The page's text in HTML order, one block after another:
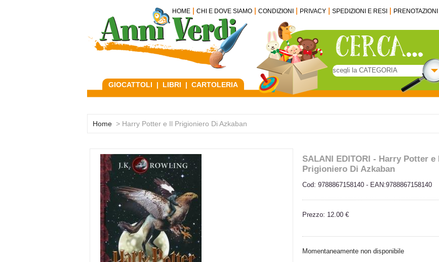
HOME CHI E DOVE SIAMO CONDIZIONI PRIVACY SPEDIZIONI E RESI PRENOTAZIONI
GIOCATTOLI | LIBRI | CARTOLERIA
Home > Harry Potter e Il Prigioniero Di Azkaban
SALANI EDITORI - Harry Potter e Il
Prigioniero Di Azkaban
Cod: 9788867158140 - EAN:9788867158140
Prezzo: 12.00 €
Momentaneamente non disponibile